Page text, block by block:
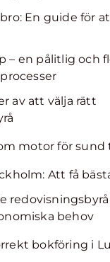
En guide för
– en pålitlig och
av att välja rätt
motor för sund
Att få
behov
bokföring i